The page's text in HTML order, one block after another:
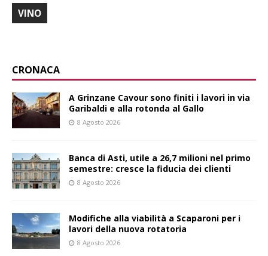
VINO
CRONACA
A Grinzane Cavour sono finiti i lavori in via
Garibaldi e alla rotonda al Gallo
8 Agosto 2026
Banca di Asti, utile a 26,7 milioni nel primo
semestre: cresce la fiducia dei clienti
8 Agosto 2026
Modifiche alla viabilità a Scaparoni per i
lavori della nuova rotatoria
8 Agosto 2026